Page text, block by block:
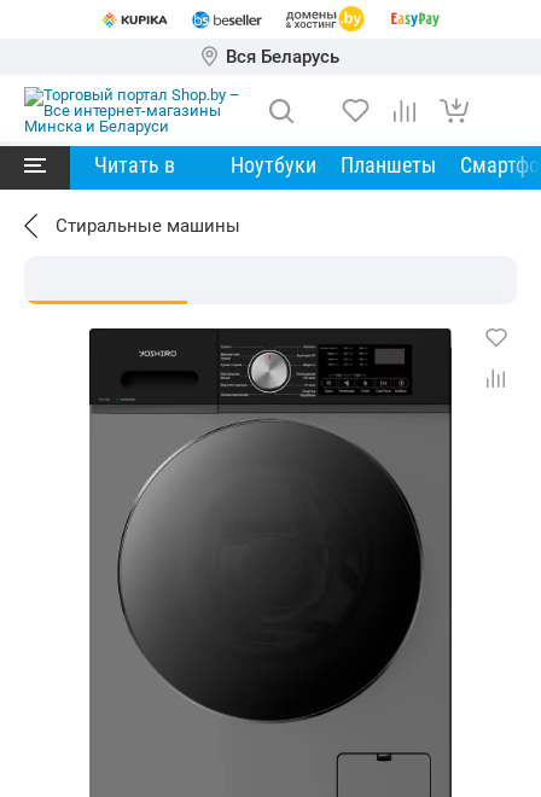
Вся Беларусь
Читать в Ноутбуки Планшеты
Стиральные машины